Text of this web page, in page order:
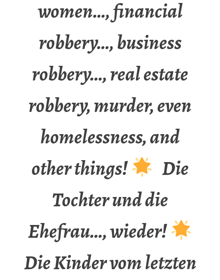
women…, financial
robbery…, business
robbery…, real estate
robbery, murder, even
homelessness, and
other things!
Die
Tochter und die
Ehefrau…, wieder!
Die Kinder vom letzten